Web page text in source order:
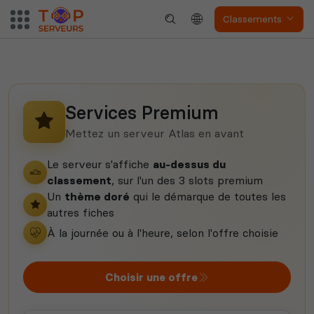
Classements
Dune Awakening Empyrion
Squad
Neverwinter
Myth of Empires Enshrouded
Services Premium
Mettez un serveur Atlas en avant
Le serveur s'affiche au-dessus du
classement, sur l'un des 3 slots premium
Un thème doré qui le démarque de toutes les
autres fiches
À la journée ou à l'heure, selon l'offre choisie
Choisir une offre